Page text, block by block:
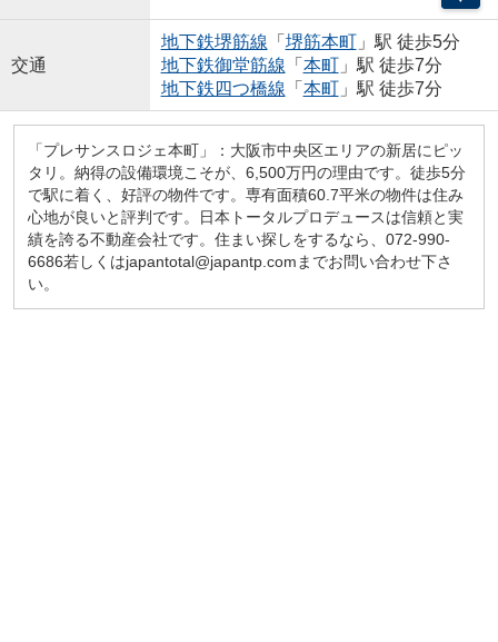
交通
地下鉄堺筋線 「 堺筋本町」駅 徒歩5分
地下鉄御堂筋線 「 本町」駅 徒歩7分
地下鉄四つ橋線 「 本町」駅 徒歩7分
「プレサンスロジェ本町」：大阪市中央区エリアの新居にピッ
タリ。納得の設備環境こそが、6,500万円の理由です。徒歩5分
で駅に着く、好評の物件です。専有面積60.7平米の物件は住み
心地が良いと評判です。日本トータルプロデュースは信頼と実
績を誇る不動産会社です。住まい探しをするなら、072-990-
6686若しくはjapantotal@japantp.comまでお問い合わせ下さ
い。